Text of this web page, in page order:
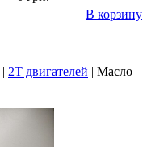
В корзину
| 2Т двигателей | Масло